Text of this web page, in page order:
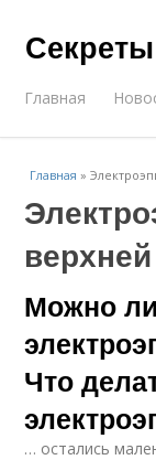
Главная
Главная »
Можно
Что
… остались